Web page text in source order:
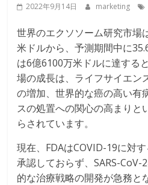
2022年9月14日 marketing
世界のエクソソーム研究市場
米ドルから、予測期間中に
は6億6100万米ドルに達する
場の成長は、ライフサイエン
の増加、世界的な癌の高い有
スの処置への関心の高まりと
らされています。
現在、FDAはCOVID-19に対
承認しておらず、SARS-
的な治療戦略の開発が急務と